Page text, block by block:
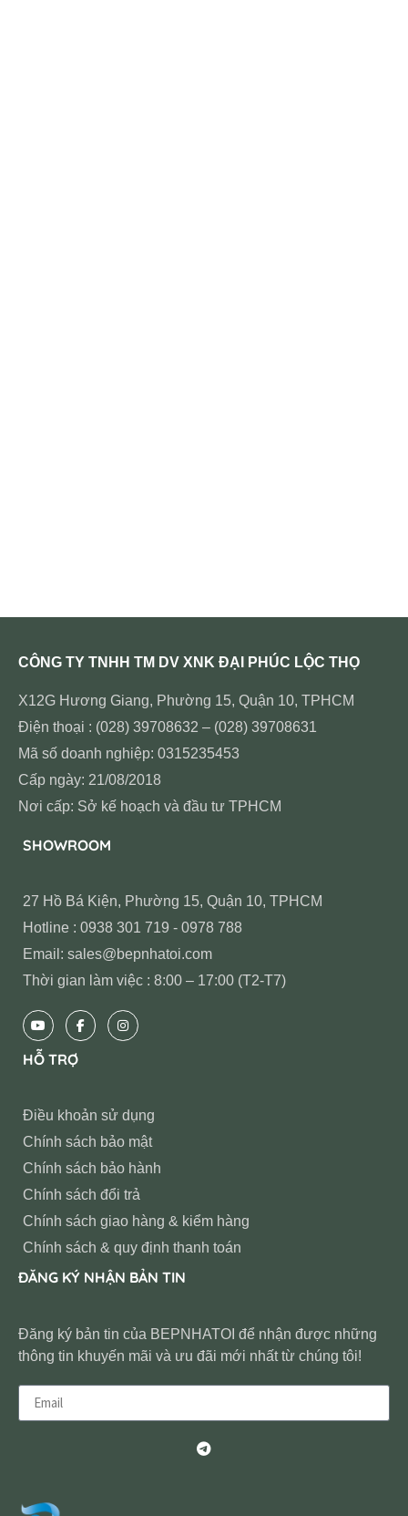
CÔNG TY TNHH TM DV XNK ĐẠI PHÚC LỘC THỌ
X12G Hương Giang, Phường 15, Quận 10, TPHCM
Điện thoại : (028) 39708632 – (028) 39708631
Mã số doanh nghiệp: 0315235453
Cấp ngày: 21/08/2018
Nơi cấp: Sở kế hoạch và đầu tư TPHCM
SHOWROOM
27 Hồ Bá Kiện, Phường 15, Quận 10, TPHCM
Hotline : 0938 301 719 - 0978 788
Email: sales@bepnhatoi.com
Thời gian làm việc : 8:00 – 17:00 (T2-T7)
HỖ TRỢ
Điều khoản sử dụng
Chính sách bảo mật
Chính sách bảo hành
Chính sách đổi trả
Chính sách giao hàng & kiểm hàng
Chính sách & quy định thanh toán
ĐĂNG KÝ NHẬN BẢN TIN
Đăng ký bản tin của BEPNHATOI để nhận được những
thông tin khuyến mãi và ưu đãi mới nhất từ chúng tôi!